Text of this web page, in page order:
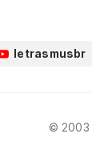
letrasmusbr
© 2003